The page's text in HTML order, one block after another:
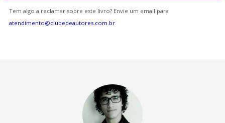
Tem algo a reclamar sobre este livro? Envie um email para
atendimento@clubedeautores.com.br